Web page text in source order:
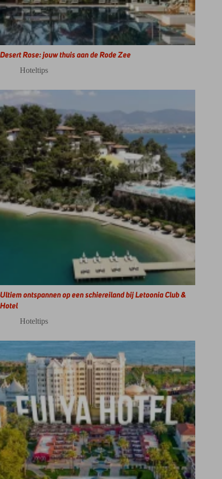
Desert Rose: jouw thuis aan de Rode Zee
Hoteltips
Ultiem ontspannen op een schiereiland bij Letoonia Club &
Hotel
Hoteltips